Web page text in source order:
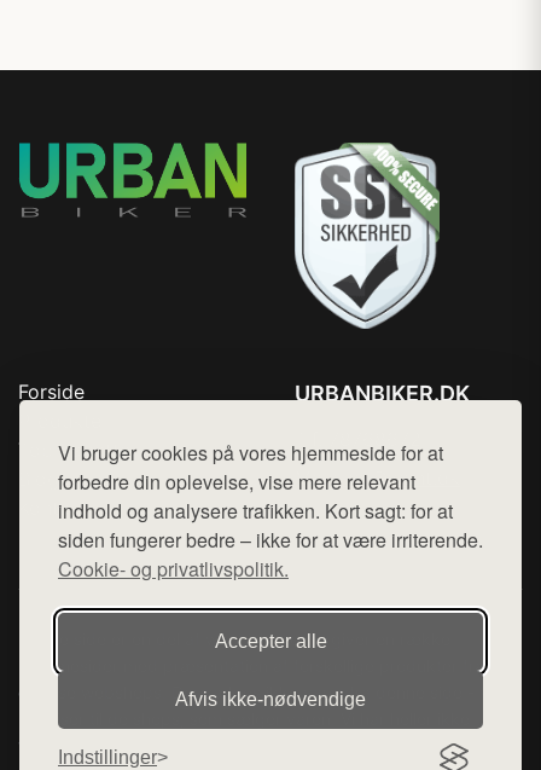
Vi bruger cookies på vores hjemmeside for at
forbedre din oplevelse, vise mere relevant
indhold og analysere trafikken. Kort sagt: for at
siden fungerer bedre – ikke for at være irriterende.
Cookie- og privatlivspolitik.
Accepter alle
Afvis ikke‑nødvendige
Indstillinger
Forside
Top Rabatter
Blog
Kontakt
URBANBIKER.DK
Mail: hej@want.dk
Cookie- og privatlivspolitik
Denne side er en del af want.dk, der udgiver en række
hjemmesider med præsentation af forskellige produkter fra
diverse webshops. Der sælges ikke varer fra denne side - vi
varerne på lager.